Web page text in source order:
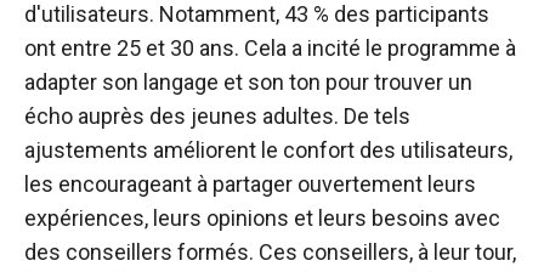
d'utilisateurs. Notamment, 43 % des participants
ont entre 25 et 30 ans. Cela a incité le programme à
adapter son langage et son ton pour trouver un
écho auprès des jeunes adultes. De tels
ajustements améliorent le confort des utilisateurs,
les encourageant à partager ouvertement leurs
expériences, leurs opinions et leurs besoins avec
des conseillers formés. Ces conseillers, à leur tour,